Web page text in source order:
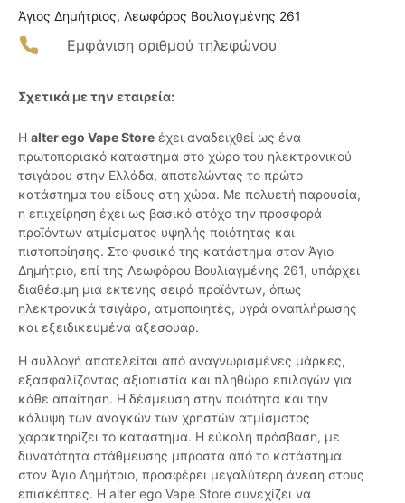
Άγιος Δημήτριος, Λεωφόρος Βουλιαγμένης 261
Εμφάνιση αριθμού τηλεφώνου
Σχετικά με την εταιρεία:
Η alter ego Vape Store έχει αναδειχθεί ως ένα
πρωτοποριακό κατάστημα στο χώρο του ηλεκτρονικού
τσιγάρου στην Ελλάδα, αποτελώντας το πρώτο
κατάστημα του είδους στη χώρα. Με πολυετή παρουσία,
η επιχείρηση έχει ως βασικό στόχο την προσφορά
προϊόντων ατμίσματος υψηλής ποιότητας και
πιστοποίησης. Στο φυσικό της κατάστημα στον Άγιο
Δημήτριο, επί της Λεωφόρου Βουλιαγμένης 261, υπάρχει
διαθέσιμη μια εκτενής σειρά προϊόντων, όπως
ηλεκτρονικά τσιγάρα, ατμοποιητές, υγρά αναπλήρωσης
και εξειδικευμένα αξεσουάρ.
Η συλλογή αποτελείται από αναγνωρισμένες μάρκες,
εξασφαλίζοντας αξιοπιστία και πληθώρα επιλογών για
κάθε απαίτηση. Η δέσμευση στην ποιότητα και την
κάλυψη των αναγκών των χρηστών ατμίσματος
χαρακτηρίζει το κατάστημα. Η εύκολη πρόσβαση, με
δυνατότητα στάθμευσης μπροστά από το κατάστημα
στον Άγιο Δημήτριο, προσφέρει μεγαλύτερη άνεση στους
επισκέπτες. Η alter ego Vape Store συνεχίζει να